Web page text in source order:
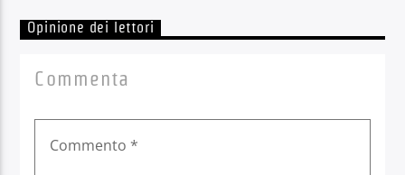
Opinione dei lettori
Commenta